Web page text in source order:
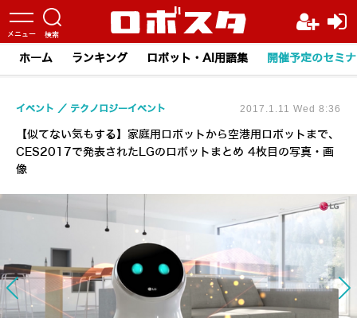
ホーム ランキング ロボット・AI用語集 開催予定のセミ
【似てない気もする】家庭用ロボットから空港用ロボットまで、
CES2017で発表されたLGのロボットまとめ 4枚目の写真・画
像
イベント テクノロジーイベント 2017.1.11 Wed 8:36